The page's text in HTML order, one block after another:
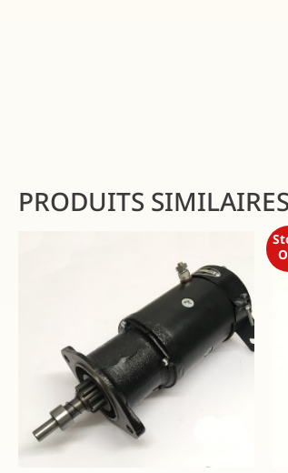
PRODUITS SIMILAIRES